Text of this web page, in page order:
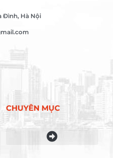
Đình, Hà Nội
CHUYÊN MỤC